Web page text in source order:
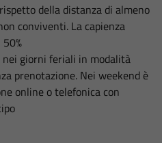
della distanza di almeno
conviventi. La capienza
giorni feriali in modalità
prenotazione. Nei weekend è
online o telefonica con